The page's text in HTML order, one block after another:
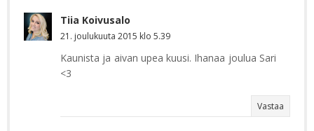
Tiia Koivusalo
21. joulukuuta 2015 klo 5.39
Kaunista ja aivan upea kuusi. Ihanaa joulua Sari
<3
Vastaa